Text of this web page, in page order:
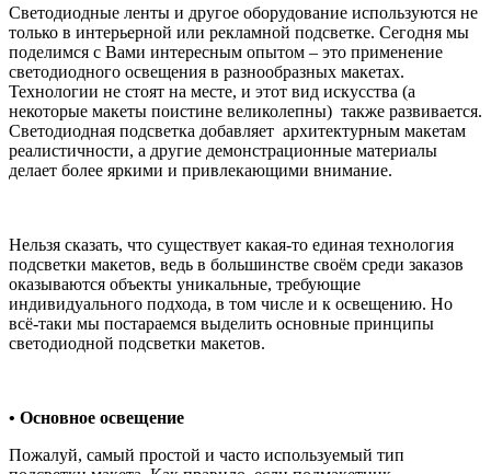
Светодиодные ленты и другое оборудование используются не
только в интерьерной или рекламной подсветке. Сегодня мы
поделимся с Вами интересным опытом – это применение
светодиодного освещения в разнообразных макетах.
Технологии не стоят на месте, и этот вид искусства (а
некоторые макеты поистине великолепны) также развивается.
Светодиодная подсветка добавляет архитектурным макетам
реалистичности, а другие демонстрационные материалы
делает более яркими и привлекающими внимание.
Нельзя сказать, что существует какая-то единая технология
подсветки макетов, ведь в большинстве своём среди заказов
оказываются объекты уникальные, требующие
индивидуального подхода, в том числе и к освещению. Но
всё-таки мы постараемся выделить основные принципы
светодиодной подсветки макетов.
• Основное освещение
Пожалуй, самый простой и часто используемый тип